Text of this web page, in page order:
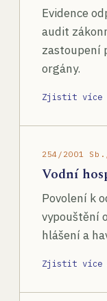
Evidence
audit
zastoupení
orgány.
Zjistit více
254/2001
Vodní
Povolení k
vypouštění
hlášení a
Zjistit více